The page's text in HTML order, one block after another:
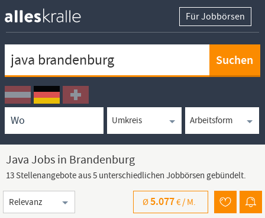
Für Jobbörsen
Ortssuche
Umkreissuche
Arbeitsform
Java Jobs in Brandenburg
13 Stellenangebote aus 5 unterschiedlichen Jobbörsen gebündelt.
Sortierung
Ø5.077€ / M.